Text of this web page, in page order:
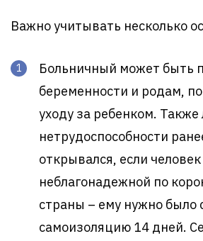
Важно учитывать несколько
Больничный может быть
беременности и родам,
уходу за ребенком. Также
нетрудоспособности
открывался, если
неблагонадежной по
страны – ему нужно было
самоизоляцию 14 дней.